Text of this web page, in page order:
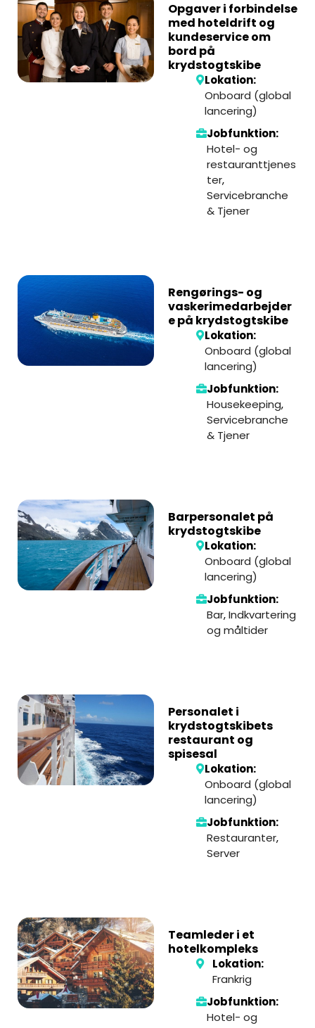
Opgaver i forbindelse
med hoteldrift og
kundeservice om
bord på
krydstogtskibe
Lokation:
Onboard (global
lancering)
Jobfunktion:
Hotel- og
restauranttjenes
ter,
Servicebranche
& Tjener
Rengørings- og
vaskerimedarbejder
e på krydstogtskibe
Lokation:
Onboard (global
lancering)
Jobfunktion:
Housekeeping,
Servicebranche
& Tjener
Barpersonalet på
krydstogtskibe
Lokation:
Onboard (global
lancering)
Jobfunktion:
Bar,Indkvartering
og måltider
Personalet i
krydstogtskibets
restaurant og
spisesal
Lokation:
Onboard (global
lancering)
Jobfunktion:
Restauranter,
Server
Teamleder i et
hotelkompleks
Lokation:
Frankrig
Jobfunktion:
Hotel- og